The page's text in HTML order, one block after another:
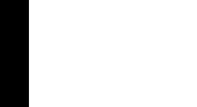
」批判相次ぐとか 【甲子園】有明、被災地・熊本に届
とか ニンテンドーミュージアム、公式ページ以外で購
置で撃墜するウクライナ。
ーヒーのパッケージが“一瞬怖い”と話題にwwww
アーを作ってタコを釣り上げた動画が葛飾北斎も大喜び
ョン」の新映像が公開！欧州gamescom 2026にて